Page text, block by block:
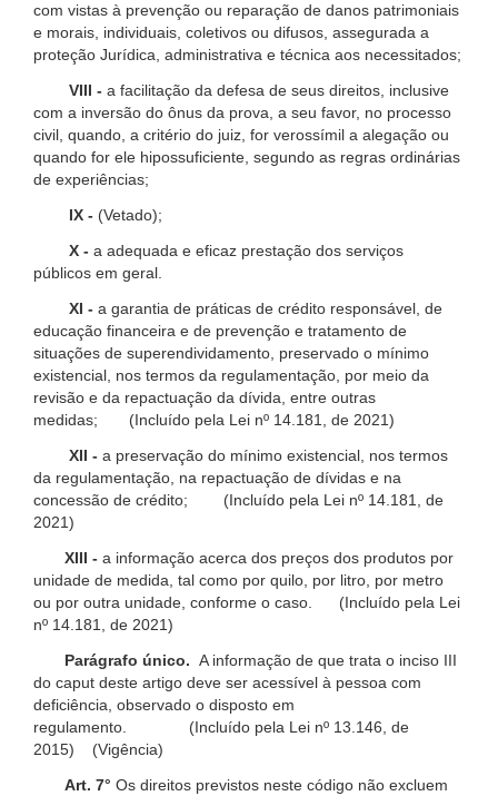
com vistas à prevenção ou reparação de danos patrimoniais
e morais, individuais, coletivos ou difusos, assegurada a
proteção Jurídica, administrativa e técnica aos necessitados;
VIII - a facilitação da defesa de seus direitos, inclusive
com a inversão do ônus da prova, a seu favor, no processo
civil, quando, a critério do juiz, for verossímil a alegação ou
quando for ele hipossuficiente, segundo as regras ordinárias
de experiências;
IX - (Vetado);
X - a adequada e eficaz prestação dos serviços
públicos em geral.
XI - a garantia de práticas de crédito responsável, de
educação financeira e de prevenção e tratamento de
situações de superendividamento, preservado o mínimo
existencial, nos termos da regulamentação, por meio da
revisão e da repactuação da dívida, entre outras
medidas; (Incluído pela Lei nº 14.181, de 2021)
XII - a preservação do mínimo existencial, nos termos
da regulamentação, na repactuação de dívidas e na
concessão de crédito; (Incluído pela Lei nº 14.181, de
2021)
XIII - a informação acerca dos preços dos produtos por
unidade de medida, tal como por quilo, por litro, por metro
ou por outra unidade, conforme o caso. (Incluído pela Lei
nº 14.181, de 2021)
Parágrafo único. A informação de que trata o inciso III
do caput deste artigo deve ser acessível à pessoa com
deficiência, observado o disposto em
regulamento. (Incluído pela Lei nº 13.146, de
2015) (Vigência)
Art. 7° Os direitos previstos neste código não excluem